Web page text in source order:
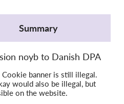
Summary
noyb to Danish DPA
Cookie banner is still illegal.
would also be illegal, but
on the website.